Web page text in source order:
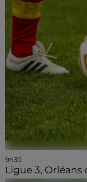
9h30
Ligue 3, Orléans